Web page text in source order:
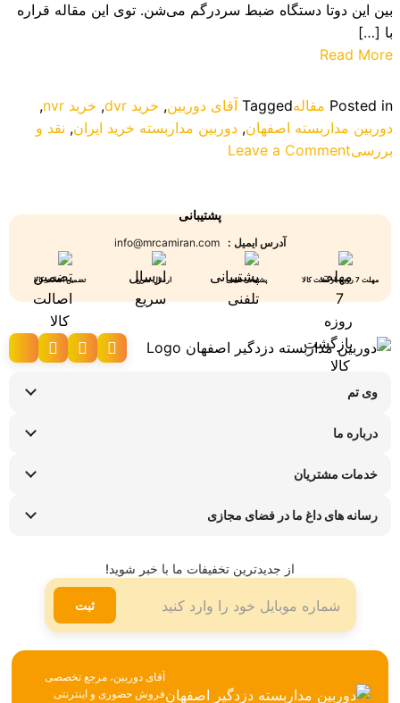
بین این دوتا دستگاه ضبط سردرگم می‌شن. توی این مقاله قراره
با […]
Read More
Posted in مقالهTagged آقای دوربین, خرید dvr , خرید nvr
,
دوربین مداربسته اصفهان, دوربین مداربسته خرید ایران, نقد و
بررسیLeave a Comment
و
NVR
دوربین
مداربسته
پشتیبانی
آدرس ایمیل :
مهلت 7 روزه بازگشت کالا پشتیبانی تلفنی ارسال سریع تضمین اصالت کالا
وی تم
شرایط عودت کالا
پیگیری سفارش
درباره ما
تماس با ما
فروشگاه های حضوری
خدمات مشتریان
ضمانت هفت روزه وی تم
رسانه های داغ ما در فضای مجازی
لینکدین
از جدیدترین تخفیفات ما با خبر شوید!
ثبت
آقای دوربین، مرجع تخصصی
فروش حضوری و اینترنتی